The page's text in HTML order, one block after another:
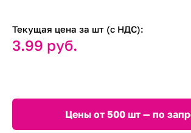
Текущая цена за шт (с НДС):
3.99 руб.
Цены от 500 шт — по